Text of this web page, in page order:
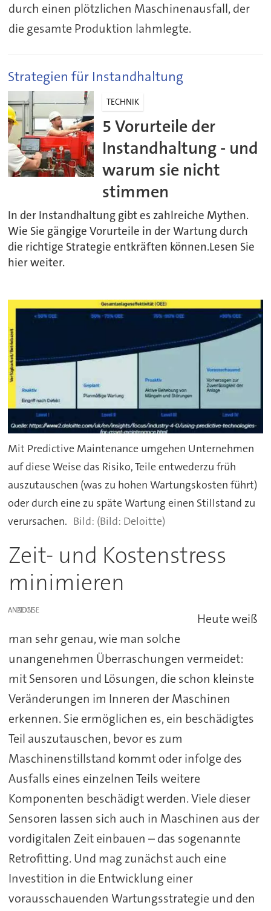
durch einen plötzlichen Maschinenausfall, der
die gesamte Produktion lahmlegte.
Strategien für Instandhaltung
TECHNIK
5 Vorurteile der
Instandhaltung - und
warum sie nicht
stimmen
In der Instandhaltung gibt es zahlreiche Mythen.
Wie Sie gängige Vorurteile in der Wartung durch
die richtige Strategie entkräften können.Lesen Sie
hier weiter.
Mit Predictive Maintenance umgehen Unternehmen
auf diese Weise das Risiko, Teile entwederzu früh
auszutauschen (was zu hohen Wartungskosten führt)
oder durch eine zu späte Wartung einen Stillstand zu
verursachen.
(Bild: Deloitte)
Zeit- und Kostenstress
minimieren
ANZEIGE
Heute weiß
man sehr genau, wie man solche
unangenehmen Überraschungen vermeidet:
mit Sensoren und Lösungen, die schon kleinste
Veränderungen im Inneren der Maschinen
erkennen. Sie ermöglichen es, ein beschädigtes
Teil auszutauschen, bevor es zum
Maschinenstillstand kommt oder infolge des
Ausfalls eines einzelnen Teils weitere
Komponenten beschädigt werden. Viele dieser
Sensoren lassen sich auch in Maschinen aus der
vordigitalen Zeit einbauen – das sogenannte
Retrofitting. Und mag zunächst auch eine
Investition in die Entwicklung einer
vorausschauenden Wartungsstrategie und den